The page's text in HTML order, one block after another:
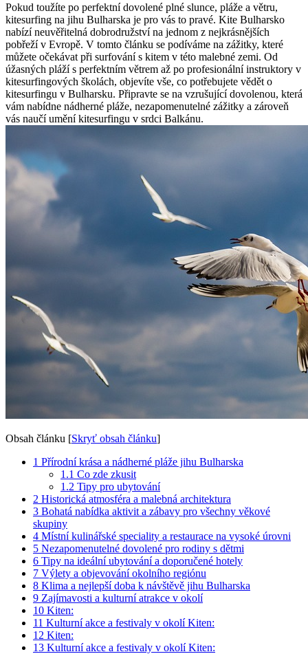
Pokud toužíte po perfektní dovolené plné slunce, pláže a větru,
kitesurfing na jihu Bulharska je pro vás to pravé. Kite Bulharsko
nabízí neuvěřitelná dobrodružství na jednom z nejkrásnějších
pobřeží v Evropě. V tomto článku se podíváme na zážitky, které
můžete očekávat při surfování s kitem v této malebné zemi. Od
úžasných pláží s perfektním větrem až po profesionální instruktory v
kitesurfingových školách, objevíte vše, co potřebujete vědět o
kitesurfingu v Bulharsku. Připravte se na vzrušující dovolenou, která
vám nabídne nádherné pláže, nezapomenutelné zážitky a zároveň
vás naučí umění kitesurfingu v srdci Balkánu.
Obsah článku [Skryť obsah článku]
1 Přírodní krása a nádherné pláže jihu Bulharska
1.1 Co zde zkusit
1.2 Tipy pro ubytování
2 Historická atmosféra a malebná architektura
3 Bohatá nabídka aktivit a zábavy pro všechny věkové
skupiny
4 Místní kulinářské speciality a restaurace na vysoké úrovni
5 Nezapomenutelné dovolené pro rodiny s dětmi
6 Tipy na ideální ubytování a doporučené hotely
7 Výlety a objevování okolního regiónu
8 Klima a nejlepší doba k návštěvě jihu Bulharska
9 Zajímavosti a kulturní atrakce v okolí
10 Kiten:
11 Kulturní akce a festivaly v okolí Kiten:
12 Kiten:
13 Kulturní akce a festivaly v okolí Kiten: